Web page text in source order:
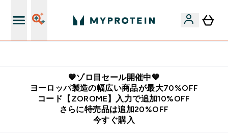
💙ゾロ目セール開催中💙
ヨーロッパ製造の幅広い商品が最大70%OFF
コード【ZOROME】入力で追加10%OFF
さらに特売品は追加20%OFF
今すぐ購入